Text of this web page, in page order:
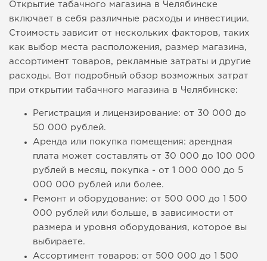
Открытие табачного магазина в Челябинске
включает в себя различные расходы и инвестиции.
Стоимость зависит от нескольких факторов, таких
как выбор места расположения, размер магазина,
ассортимент товаров, рекламные затраты и другие
расходы. Вот подробный обзор возможных затрат
при открытии табачного магазина в Челябинске:
Регистрация и лицензирование: от 30 000 до
50 000 рублей.
Аренда или покупка помещения: арендная
плата может составлять от 30 000 до 100 000
рублей в месяц, покупка - от 1 000 000 до 5
000 000 рублей или более.
Ремонт и оборудование: от 500 000 до 1 500
000 рублей или больше, в зависимости от
размера и уровня оборудования, которое вы
выбираете.
Ассортимент товаров: от 500 000 до 1 500